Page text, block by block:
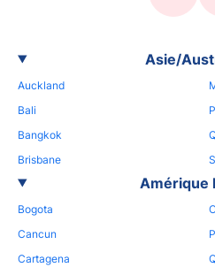
Asie/
Auckland
Bali
Bangkok
Brisbane
Amérique
Bogota
Cancun
Cartagena